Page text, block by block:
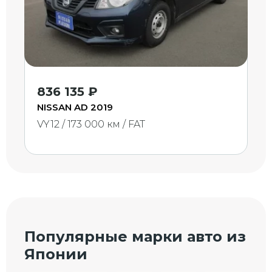
836 135 ₽
NISSAN AD 2019
VY12 / 173 000 км / FAT
Популярные марки авто из
Японии